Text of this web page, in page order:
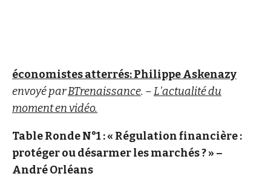
économistes atterrés: Philippe Askenazy
envoyé parBTrenaissance. –L'actualité du
moment en vidéo.
Table Ronde N°1 : « Régulation financière :
protéger ou désarmer les marchés ? » –
André Orléans